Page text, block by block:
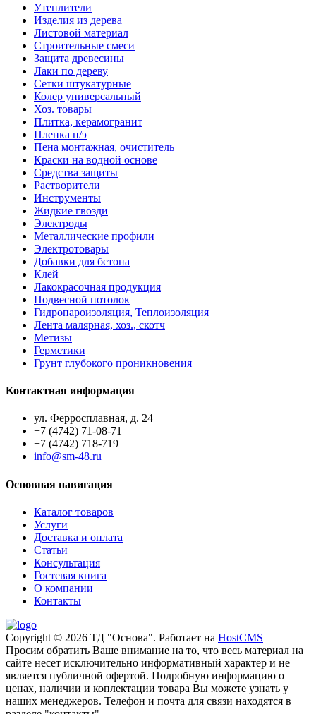
Утеплители
Изделия из дерева
Листовой материал
Строительные смеси
Защита древесины
Лаки по дереву
Сетки штукатурные
Колер универсальный
Хоз. товары
Плитка, керамогранит
Пленка п/э
Пена монтажная, очиститель
Краски на водной основе
Средства защиты
Растворители
Инструменты
Жидкие гвозди
Электроды
Металлические профили
Электротовары
Добавки для бетона
Клей
Лакокрасочная продукция
Подвесной потолок
Гидропароизоляция, Теплоизоляция
Лента малярная, хоз., скотч
Метизы
Герметики
Грунт глубокого проникновения
Контактная информация
ул. Ферросплавная, д. 24
+7 (4742) 71-08-71
+7 (4742) 718-719
info@sm-48.ru
Основная навигация
Каталог товаров
Услуги
Доставка и оплата
Статьи
Консультация
Гостевая книга
О компании
Контакты
Copyright © 2026 ТД "Основа". Работает на HostCMS
Просим обратить Ваше внимание на то, что весь материал на
сайте несет исключительно информативный характер и не
является публичной офертой. Подробную информацию о
ценах, наличии и коплектации товара Вы можете узнать у
наших менеджеров. Телефон и почта для связи находятся в